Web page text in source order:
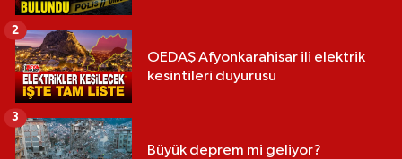
OEDAŞ Afyonkarahisar ili elektrik
kesintileri duyurusu
2
Büyük deprem mi geliyor?
3